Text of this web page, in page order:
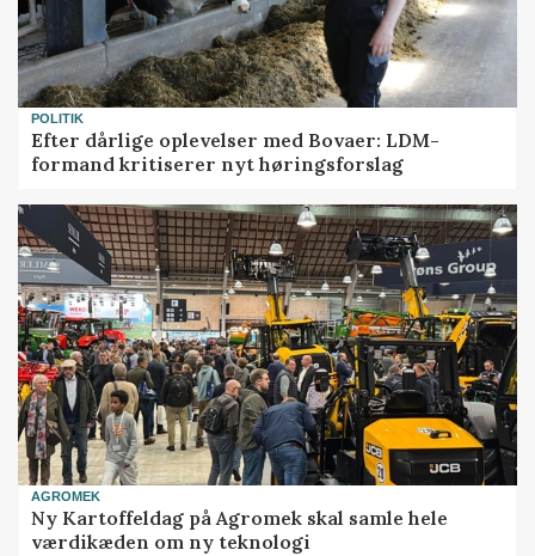
POLITIK
Efter dårlige oplevelser med Bovaer: LDM-
formand kritiserer nyt høringsforslag
AGROMEK
Ny Kartoffeldag på Agromek skal samle hele
værdikæden om ny teknologi